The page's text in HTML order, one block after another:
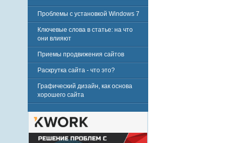
Проблемы с установкой Windows 7
Ключевые слова в статье: на что
они влияют
Приемы продвижения сайтов
Раскрутка сайта - что это?
Графический дизайн, как основа
хорошего сайта